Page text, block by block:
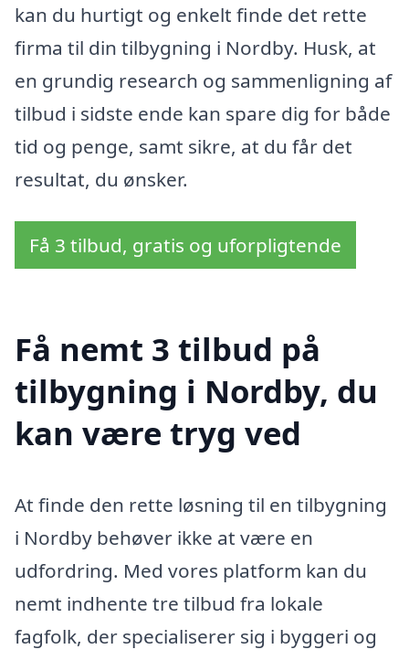
kan du hurtigt og enkelt finde det rette
firma til din tilbygning i Nordby. Husk, at
en grundig research og sammenligning af
tilbud i sidste ende kan spare dig for både
tid og penge, samt sikre, at du får det
resultat, du ønsker.
Få 3 tilbud, gratis og uforpligtende
Få nemt 3 tilbud på
tilbygning i Nordby, du
kan være tryg ved
At finde den rette løsning til en tilbygning
i Nordby behøver ikke at være en
udfordring. Med vores platform kan du
nemt indhente tre tilbud fra lokale
fagfolk, der specialiserer sig i byggeri og